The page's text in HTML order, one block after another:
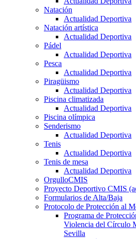
Natación
Actualidad Deportiva
Natación artística
Actualidad Deportiva
Pádel
Actualidad Deportiva
Pesca
Actualidad Deportiva
Piragüismo
Actualidad Deportiva
Piscina climatizada
Actualidad Deportiva
Piscina olímpica
Senderismo
Actualidad Deportiva
Tenis
Actualidad Deportiva
Tenis de mesa
Actualidad Deportiva
OrgulloCMIS
Proyecto Deportivo CMIS
Formularios de Alta/Baja
Protocolo de Protección al
Programa de
Violencia del Círculo
Sevilla